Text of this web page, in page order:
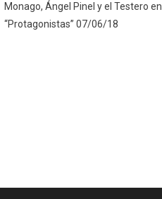
Monago, Ángel Pinel y el Testero en
“Protagonistas” 07/06/18